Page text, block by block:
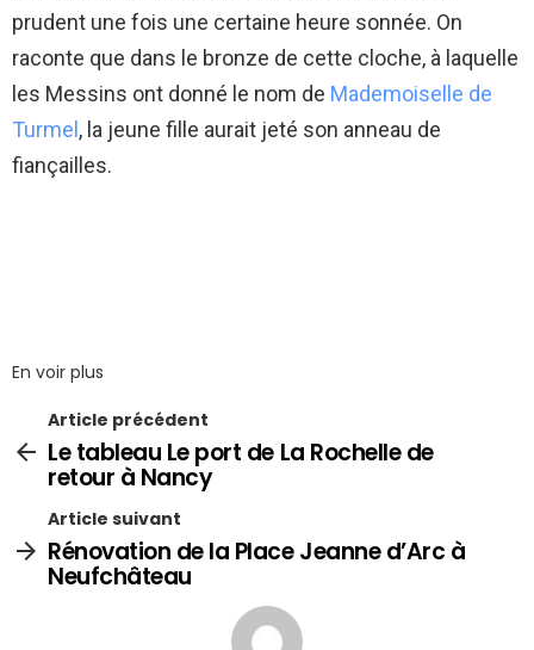
prudent une fois une certaine heure sonnée. On
raconte que dans le bronze de cette cloche, à laquelle
les Messins ont donné le nom de Mademoiselle de
Turmel, la jeune fille aurait jeté son anneau de
fiançailles.
En voir plus
Article précédent
Le tableau Le port de La Rochelle de
retour à Nancy
Article suivant
Rénovation de la Place Jeanne d’Arc à
Neufchâteau